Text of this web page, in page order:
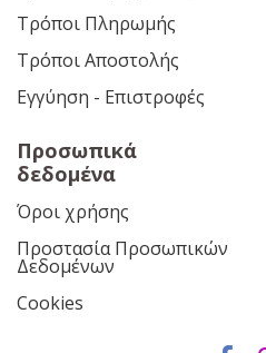
Τρόποι Πληρωμής
Τρόποι Αποστολής
Εγγύηση - Επιστροφές
Προσωπικά
δεδομένα
Όροι χρήσης
Προστασία Προσωπικών
Δεδομένων
Cookies